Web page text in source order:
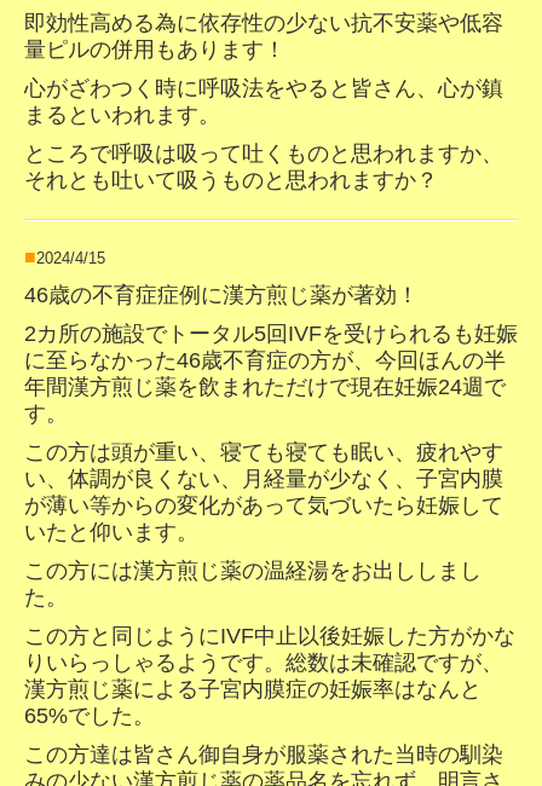
即効性高める為に依存性の少ない抗不安薬や低容
量ピルの併用もあります！
心がざわつく時に呼吸法をやると皆さん、心が鎮
まるといわれます。
ところで呼吸は吸って吐くものと思われますか、
それとも吐いて吸うものと思われますか？
■2024/4/15
46歳の不育症症例に漢方煎じ薬が著効！
2カ所の施設でトータル5回IVFを受けられるも妊娠
に至らなかった46歳不育症の方が、今回ほんの半
年間漢方煎じ薬を飲まれただけで現在妊娠24週で
す。
この方は頭が重い、寝ても寝ても眠い、疲れやす
い、体調が良くない、月経量が少なく、子宮内膜
が薄い等からの変化があって気づいたら妊娠して
いたと仰います。
この方には漢方煎じ薬の温経湯をお出ししまし
た。
この方と同じようにIVF中止以後妊娠した方がかな
りいらっしゃるようです。 総数は未確認ですが、
漢方煎じ薬による子宮内膜症の妊娠率はなんと
65%でした。
この方達は皆さん御自身が服薬された当時の馴染